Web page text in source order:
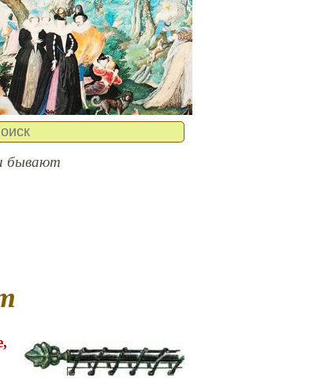
бывают